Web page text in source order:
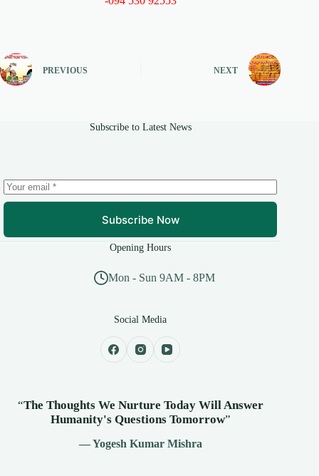
PREVIOUS NEXT
Subscribe to Latest News
Subscribe Now
Opening Hours
Mon - Sun 9AM - 8PM
Social Media
“The Thoughts We Nurture Today Will Answer
Humanity's Questions Tomorrow”
— Yogesh Kumar Mishra